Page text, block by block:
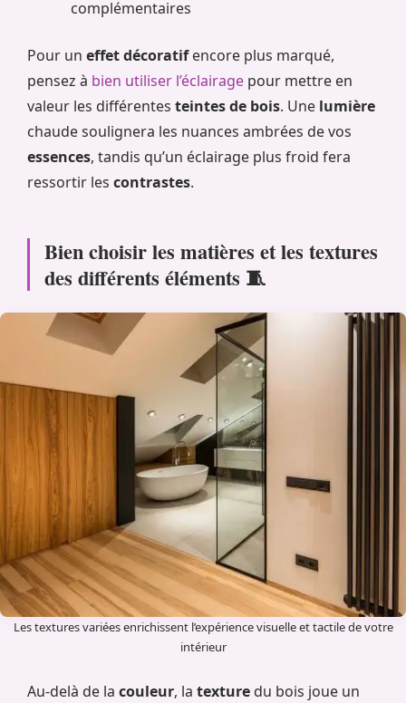
complémentaires
Pour un effet décoratifencore plus marqué,
pensez à bien utiliser l’éclairage pour mettre en
valeur les différentes teintes de bois. Une lumière
chaude soulignera les nuances ambrées de vos
essences, tandis qu’un éclairage plus froid fera
ressortir les contrastes.
Bien choisir les matières et les textures
des différents éléments 🧵
Les textures variées enrichissent l’expérience visuelle et tactile de votre
intérieur
Au-delà de la couleur, la texture du bois joue un